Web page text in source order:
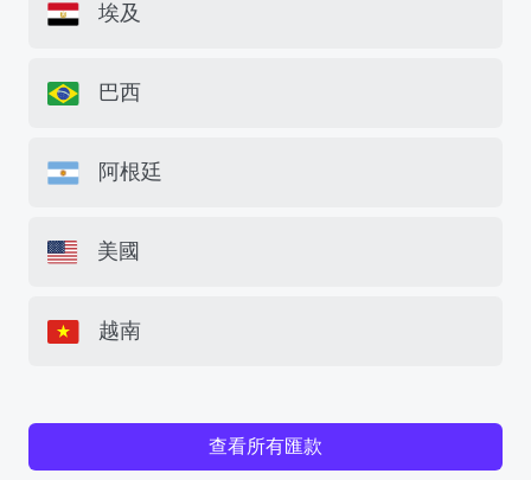
埃及
巴西
阿根廷
美國
越南
查看所有匯款